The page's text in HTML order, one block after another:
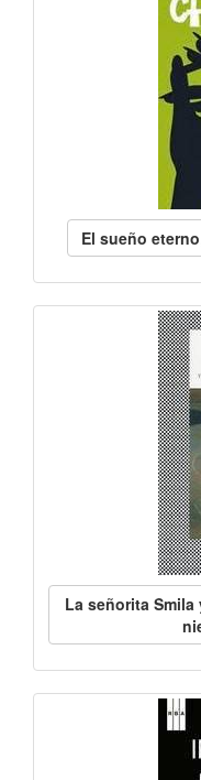
El sueño eterno
La señorita